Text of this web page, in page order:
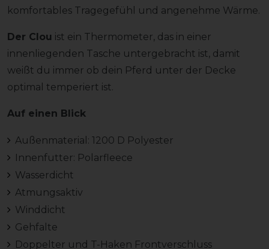
komfortables Tragegefühl und angenehme Wärme.
Der Clou ist ein Thermometer, das in einer
innenliegenden Tasche untergebracht ist, damit
weißt du immer ob dein Pferd unter der Decke
optimal temperiert ist.
Auf einen Blick
Außenmaterial: 1200 D Polyester
Innenfutter: Polarfleece
Wasserdicht
Atmungsaktiv
Winddicht
Gehfalte
Doppelter und T-Haken Frontverschluss